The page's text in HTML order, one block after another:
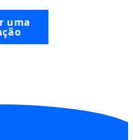
uma